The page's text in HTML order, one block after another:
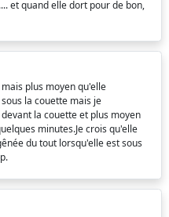
et quand elle dort pour de bon,
plus moyen qu'elle
la couette mais je
la couette et plus moyen
minutes.Je crois qu'elle
du tout lorsqu'elle est sous